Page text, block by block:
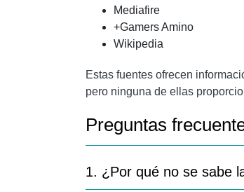
Mediafire
+Gamers Amino
Wikipedia
Estas fuentes ofrecen
pero ninguna de ellas
Preguntas
1. ¿Por qué no se sabe